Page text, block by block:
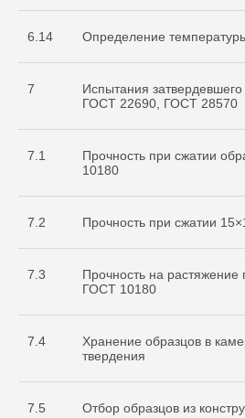
6.14 Определение
7
Испытания
ГОСТ 22690, ГОСТ 28570
7.1
Прочность при сжатии
10180
7.2 Прочность при сжатии
7.3
Прочность на растяжение
ГОСТ 10180
7.4
Хранение образцов в
твердения
7.5
Отбор образцов из
info@sdo-eng.ru